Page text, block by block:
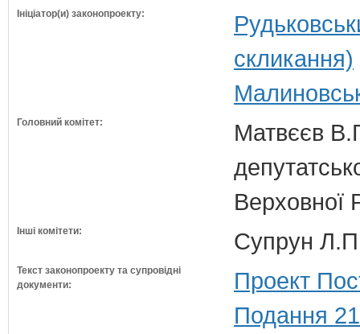
Ініціатор(и) законопроекту:
скликання)
Головний комітет:
Матвєєв
Верховної
Інші комітети: Супрун
Текст законопроекту та супровідні
документи:
Проект
Подання